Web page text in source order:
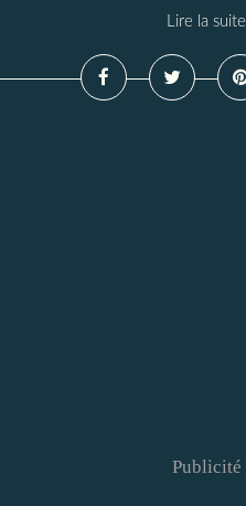
Lire la suite
Publicité